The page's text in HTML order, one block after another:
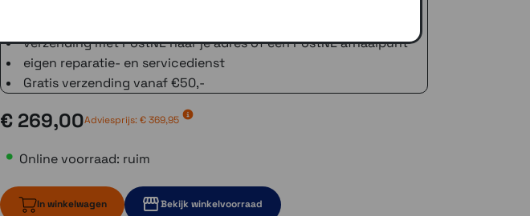
verzending met PostNL naar je adres of een PostNL afhaalpunt
eigen reparatie- en servicedienst
Gratis verzending vanaf €50,-
€ 269,00Adviesprijs:€ 369,95
Online voorraad: ruim
In winkelwagen Bekijk winkelvoorraad